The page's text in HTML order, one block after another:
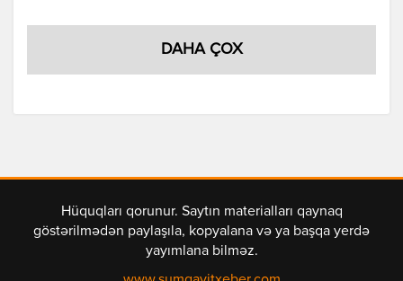
DAHA ÇOX
Hüquqları qorunur. Saytın materialları qaynaq
göstərilmədən paylaşıla, kopyalana və ya başqa yerdə
yayımlana bilməz.